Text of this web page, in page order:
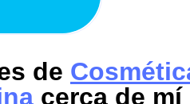
de
cerca de mí